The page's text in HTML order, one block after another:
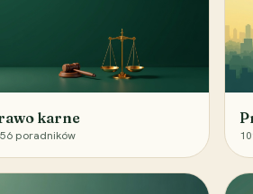
karne
poradników